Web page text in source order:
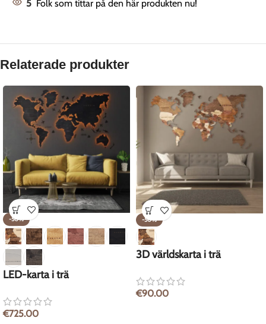
5 Folk som tittar på den här produkten nu!
Relaterade produkter
-50%
LED-karta i trä
€725.00
-50%
3D världskarta i trä
€90.00